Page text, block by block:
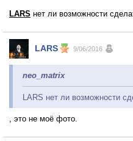
LARS нет ли возможности
LARS 9/06/2016
neo_matrix
LARS нет ли возможности
, это не моё фото.